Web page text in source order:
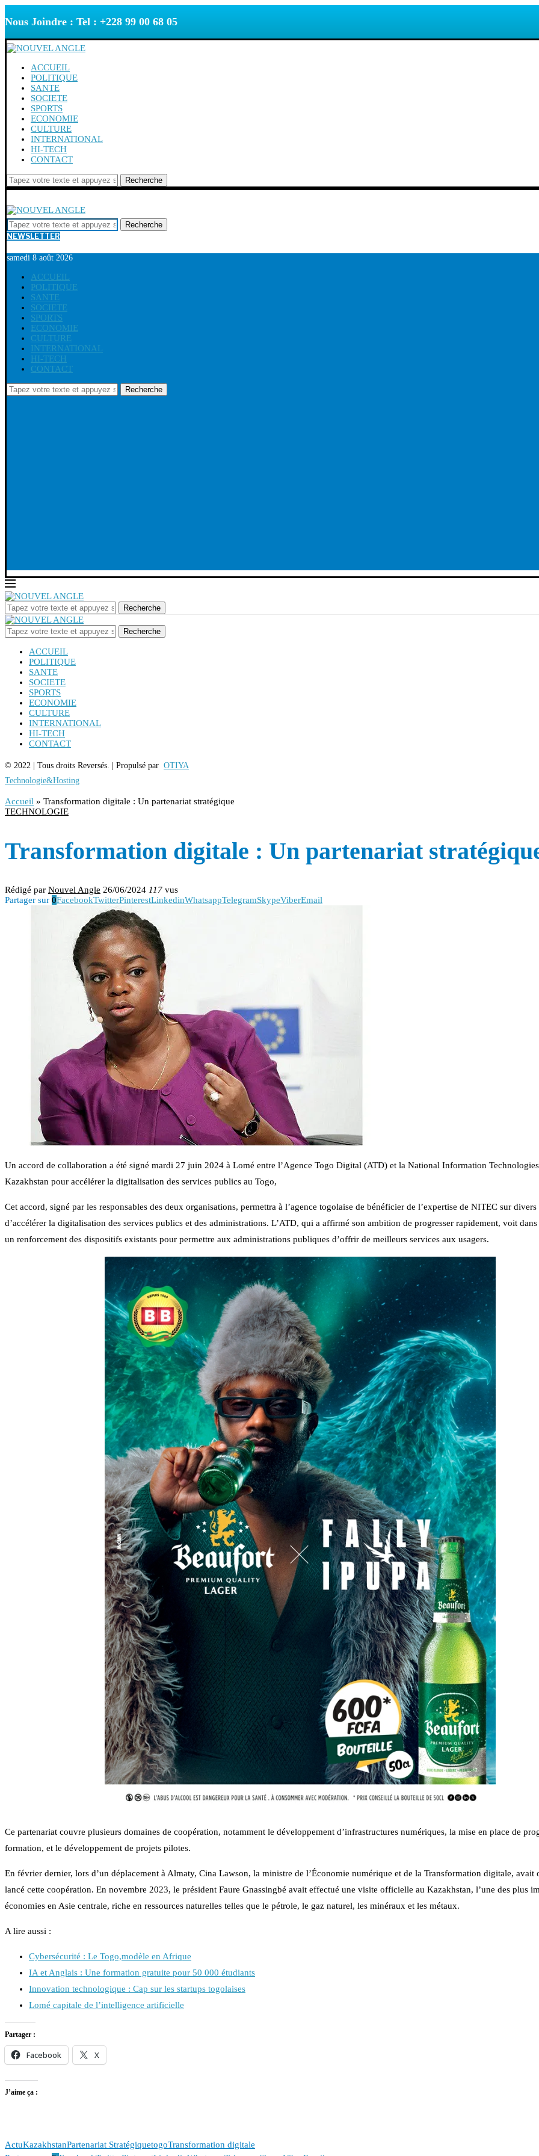
Nous Joindre : Tel : +228 99 00 68 05
ACCUEIL
POLITIQUE
SANTE
SOCIETE
SPORTS
ECONOMIE
CULTURE
INTERNATIONAL
HI-TECH
CONTACT
Recherche
Recherche
NEWSLETTER
samedi 8 août 2026
ACCUEIL
POLITIQUE
SANTE
SOCIETE
SPORTS
ECONOMIE
CULTURE
INTERNATIONAL
HI-TECH
CONTACT
Recherche
Recherche
Recherche
ACCUEIL
POLITIQUE
SANTE
SOCIETE
SPORTS
ECONOMIE
CULTURE
INTERNATIONAL
HI-TECH
CONTACT
© 2022 | Tous droits Reversés. | Propulsé par OTIYA
Technologie&Hosting
Accueil » Transformation digitale : Un partenariat stratégique
TECHNOLOGIE
Transformation digitale : Un partenariat
Rédigé par Nouvel Angle 26/06/2024 117 vus
Partager sur 0FacebookTwitterPinterestLinkedinWhatsappTelegramSkypeViberEmail
Un accord de collaboration a été signé mardi 27 juin 2024 à Lomé entre l’Agence Togo Digital (ATD) et la National Information
Kazakhstan pour accélérer la digitalisation des services publics au Togo,
Cet accord, signé par les responsables des deux organisations, permettra à l’agence togolaise de bénéficier de l’expertise de NITEC sur
d’accélérer la digitalisation des services publics et des administrations. L’ATD, qui a affirmé son ambition de progresser rapidement, voit
un renforcement des dispositifs existants pour permettre aux administrations publiques d’offrir de meilleurs services aux usagers.
Ce partenariat couvre plusieurs domaines de coopération, notamment le développement d’infrastructures numériques, la mise en place de
formation, et le développement de projets pilotes.
En février dernier, lors d’un déplacement à Almaty, Cina Lawson, la ministre de l’Économie numérique et de la Transformation digitale, avait
lancé cette coopération. En novembre 2023, le président Faure Gnassingbé avait effectué une visite officielle au Kazakhstan, l’une des plus
économies en Asie centrale, riche en ressources naturelles telles que le pétrole, le gaz naturel, les minéraux et les métaux.
A lire aussi :
Cybersécurité : Le Togo,modèle en Afrique
IA et Anglais : Une formation gratuite pour 50 000 étudiants
Innovation technologique : Cap sur les startups togolaises
Lomé capitale de l’intelligence artificielle
Partager :
Facebook X
J’aime ça :
ActuKazakhstanPartenariat StratégiquetogoTransformation digitale